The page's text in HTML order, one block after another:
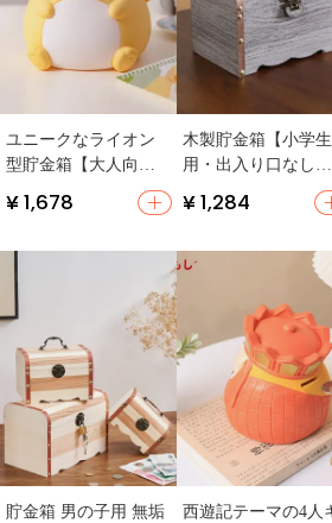
ユニークなライオン
型貯金箱【大人向
¥ 1,678
木製貯金箱【小学生
用・出入り口なし・
家庭用・貯蓄対応】
¥ 1,284
貯金箱 男の子用 無垢
西遊記テーマの4人